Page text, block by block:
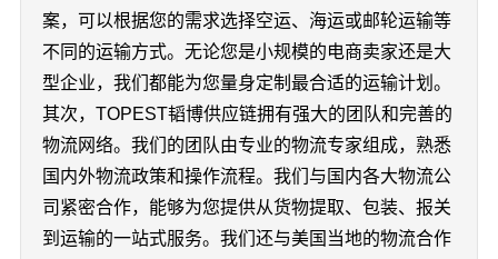
案，可以根据您的需求选择空运、海运或邮轮运输等
不同的运输方式。无论您是小规模的电商卖家还是大
型企业，我们都能为您量身定制最合适的运输计划。
其次，TOPEST韬博供应链拥有强大的团队和完善的
物流网络。我们的团队由专业的物流专家组成，熟悉
国内外物流政策和操作流程。我们与国内各大物流公
司紧密合作，能够为您提供从货物提取、包装、报关
到运输的一站式服务。我们还与美国当地的物流合作